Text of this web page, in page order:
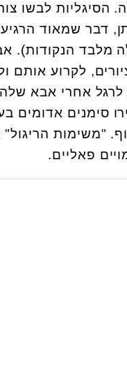
הסיגליות לבשו
דבר שמאוד
מלבד
לקרוע אותם
אחרי אבא
סימנים אדומים
"משימות
פאליים.